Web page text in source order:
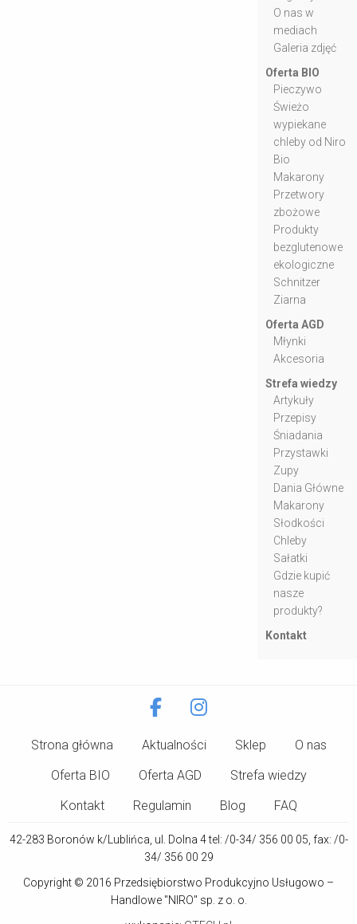
O nas w
mediach
Galeria zdjęć
Oferta BIO
Pieczywo
Świeżo
wypiekane
chleby od Niro
Bio
Makarony
Przetwory
zbożowe
Produkty
bezglutenowe
ekologiczne
Schnitzer
Ziarna
Oferta AGD
Młynki
Akcesoria
Strefa wiedzy
Artykuły
Przepisy
Śniadania
Przystawki
Zupy
Dania Główne
Makarony
Słodkości
Chleby
Sałatki
Gdzie kupić
nasze
produkty?
Kontakt
Strona główna Aktualności Sklep O nas
Oferta BIO Oferta AGD Strefa wiedzy
Kontakt Regulamin Blog FAQ
42-283 Boronów k/Lublińca, ul. Dolna 4 tel: /0-34/ 356 00 05, fax: /0-
34/ 356 00 29
Copyright © 2016 Przedsiębiorstwo Produkcyjno Usługowo –
Handlowe "NIRO" sp. z o. o.